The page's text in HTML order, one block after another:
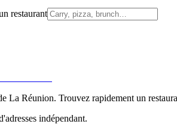
restaurant
La Réunion. Trouvez rapidement un
indépendant.